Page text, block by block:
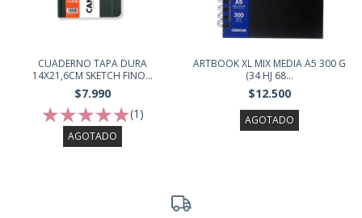
CUADERNO TAPA DURA
14X21,6CM SKETCH FINO...
$7.990
(1)
AGOTADO
ARTBOOK XL MIX MEDIA A5 300 G
(34 HJ 68...
$12.500
AGOTADO